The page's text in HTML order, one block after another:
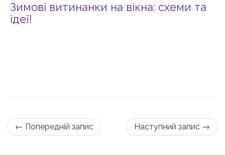
Зимові витинанки на вікна: схеми та
ідеї!
← Попередній запис Наступний запис →